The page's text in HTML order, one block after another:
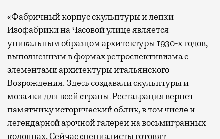
«Фабричный корпус скульптуры и лепки
Изофабрики на Часовой улице является
уникальным образцом архитектуры 1930-х годов,
выполненным в формах ретроспективизма с
элементами архитектуры итальянского
Возрождения. Здесь создавали скульптуры и
мозаики для всей страны. Реставрация вернет
памятнику исторический облик, в том числе и
легендарной арочной галереи на восьмигранных
колоннах. Сейчас специалисты готовят